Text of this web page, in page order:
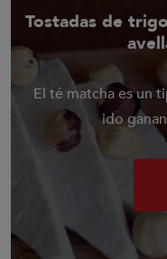
Tostadas de
El té matcha es un
ido